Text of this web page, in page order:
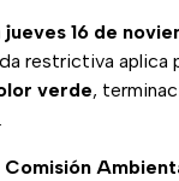
jueves 16 de
restrictiva aplica
verde,
Comisión